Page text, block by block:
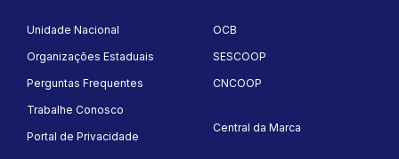
Unidade Nacional
Organizações Estaduais
Perguntas Frequentes
Trabalhe Conosco
Portal de Privacidade
OCB
SESCOOP
CNCOOP
Central da Marca